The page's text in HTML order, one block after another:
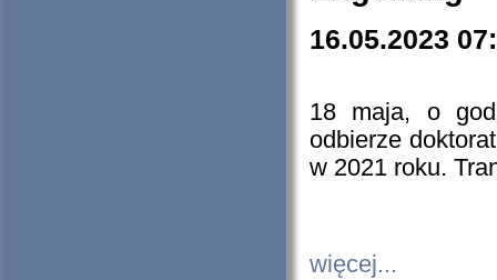
16.05.2023
18 maja, o
odbierze
w 2021 roku.
więcej...